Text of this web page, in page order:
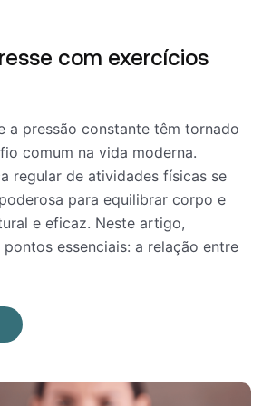
com exercícios
a pressão constante têm tornado
comum na vida moderna.
regular de atividades físicas se
para equilibrar corpo e
e eficaz. Neste artigo,
essenciais: a relação entre